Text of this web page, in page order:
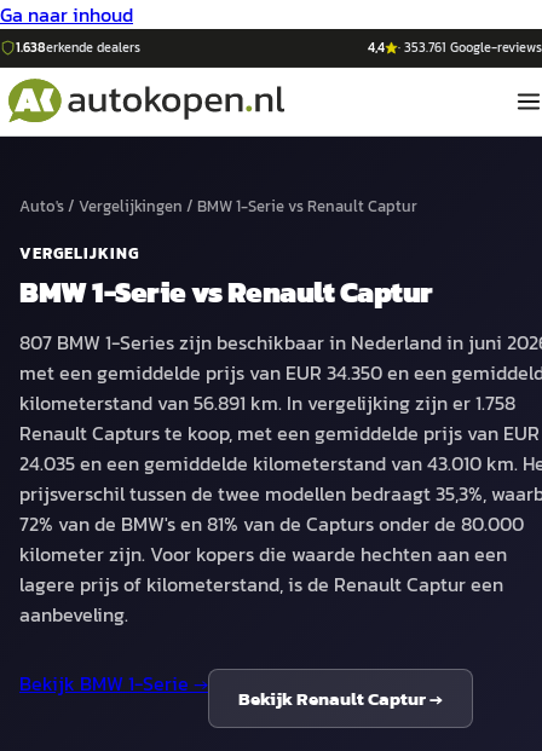
Ga naar inhoud
1.638erkende dealers 4,4 ·353.761 Google-reviews
Auto's/ Vergelijkingen / BMW 1-SerievsRenault Captur
VERGELIJKING
BMW 1-SerievsRenault Captur
807 BMW 1-Series zijn beschikbaar in Nederland in juni
met een gemiddelde prijs van EUR 34.350 en een
kilometerstand van 56.891 km. In vergelijking zijn er 1.758
Renault Capturs te koop, met een gemiddelde prijs van EUR
24.035 en een gemiddelde kilometerstand van 43.010 km.
prijsverschil tussen de twee modellen bedraagt 35,3%,
72% van de BMW's en 81% van de Capturs onder de 80.000
kilometer zijn. Voor kopers die waarde hechten aan een
lagere prijs of kilometerstand, is de Renault Captur een
aanbeveling.
Bekijk BMW 1-Serie →
BekijkRenault Captur→